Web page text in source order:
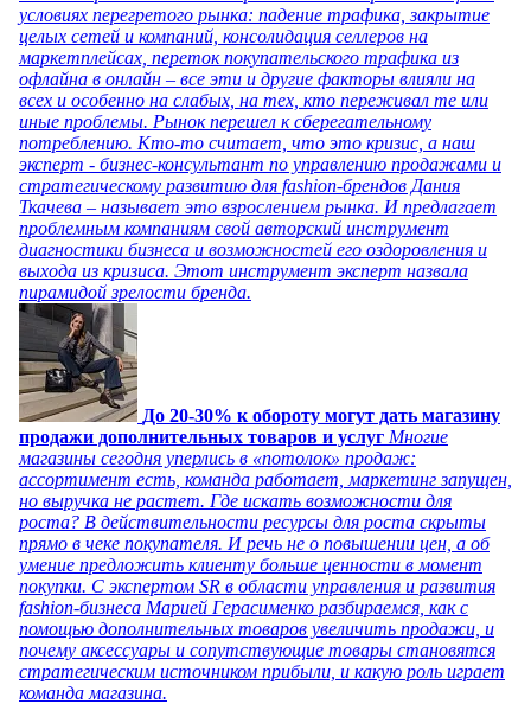
условиях перегретого рынка: падение трафика, закрытие
целых сетей и компаний, консолидация селлеров на
маркетплейсах, переток покупательского трафика из
офлайна в онлайн – все эти и другие факторы влияли на
всех и особенно на слабых, на тех, кто переживал те или
иные проблемы. Рынок перешел к сберегательному
потреблению. Кто-то считает, что это кризис, а наш
эксперт - бизнес-консультант по управлению продажами и
стратегическому развитию для fashion-брендов Дания
Ткачева – называет это взрослением рынка. И предлагает
проблемным компаниям свой авторский инструмент
диагностики бизнеса и возможностей его оздоровления и
выхода из кризиса. Этот инструмент эксперт назвала
пирамидой зрелости бренда.
До 20-30% к обороту могут дать магазину
продажи дополнительных товаров и услуг Многие
магазины сегодня уперлись в «потолок» продаж:
ассортимент есть, команда работает, маркетинг запущен,
но выручка не растет. Где искать возможности для
роста? В действительности ресурсы для роста скрыты
прямо в чеке покупателя. И речь не о повышении цен, а об
умение предложить клиенту больше ценности в момент
покупки. С экспертом SR в области управления и развития
fashion-бизнеса Марией Герасименко разбираемся, как с
помощью дополнительных товаров увеличить продажи, и
почему аксессуары и сопутствующие товары становятся
стратегическим источником прибыли, и какую роль играет
команда магазина.